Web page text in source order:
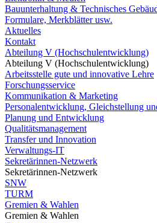
Bauunterhaltung & Technisches
Formulare, Merkblätter usw.
Aktuelles
Kontakt
Abteilung V (Hochschulentwicklung)
Abteilung V (Hochschulentwicklung)
Arbeitsstelle gute und innovative Lehre
Forschungsservice
Kommunikation & Marketing
Personalentwicklung, Gleichstellung
Planung und Entwicklung
Qualitätsmanagement
Transfer und Innovation
Verwaltungs-IT
Sekretärinnen-Netzwerk
Sekretärinnen-Netzwerk
SNW
TURM
Gremien & Wahlen
Gremien & Wahlen